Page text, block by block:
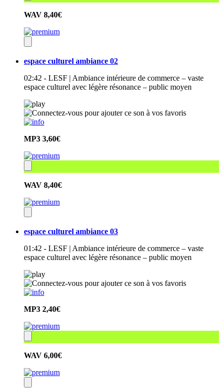
WAV 8,40€
espace culturel ambiance 02
02:42 - LESF | Ambiance intérieure de commerce – vaste
espace culturel avec légère résonance – public moyen
MP3 3,60€
WAV 8,40€
espace culturel ambiance 03
01:42 - LESF | Ambiance intérieure de commerce – vaste
espace culturel avec légère résonance – public moyen
MP3 2,40€
WAV 6,00€